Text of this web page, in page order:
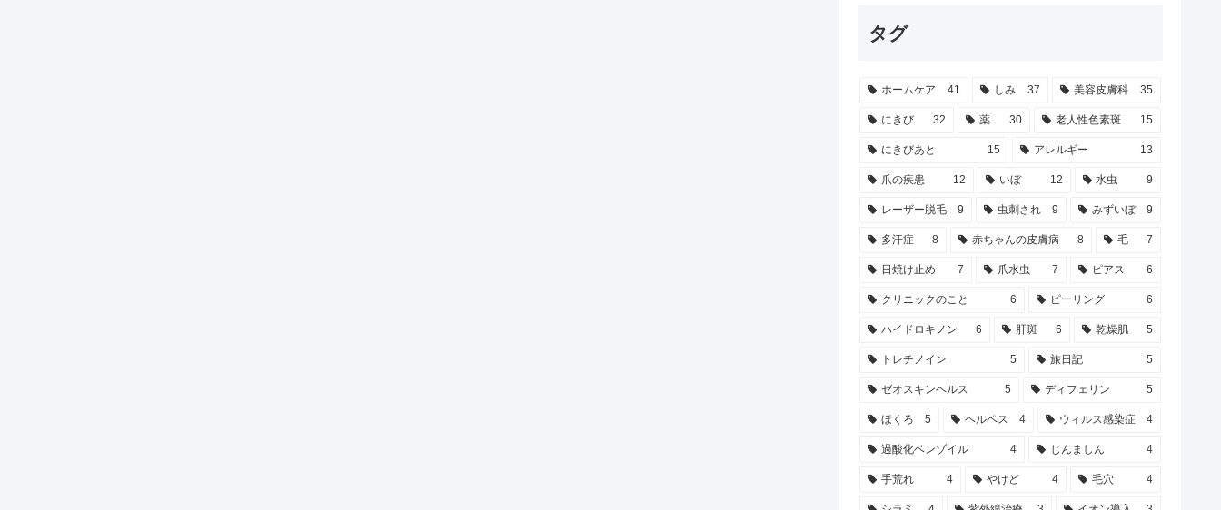
タグ
ホームケア 41 しみ 37 美容皮膚科 35
にきび 32 薬 30 老人性色素斑 15
にきびあと 15 アレルギー 13
爪の疾患 12 いぼ 12 水虫 9
レーザー脱毛 9 虫刺され 9 みずいぼ 9
多汗症 8 赤ちゃんの皮膚病 8 毛 7
日焼け止め 7 爪水虫 7 ピアス 6
クリニックのこと 6 ピーリング 6
ハイドロキノン 6 肝斑 6 乾燥肌 5
トレチノイン 5 旅日記 5
ゼオスキンヘルス 5 ディフェリン 5
ほくろ 5 ヘルペス 4 ウィルス感染症 4
過酸化ベンゾイル 4 じんましん 4
手荒れ 4 やけど 4 毛穴 4